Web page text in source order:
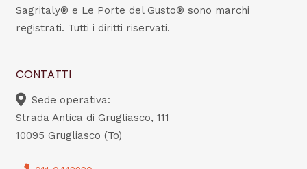
Sagritaly® e Le Porte del Gusto® sono marchi
registrati. Tutti i diritti riservati.
CONTATTI
Sede operativa:
Strada Antica di Grugliasco, 111
10095 Grugliasco (To)